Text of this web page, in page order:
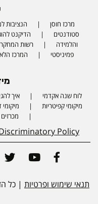
מרכז חוסן הנציבות
סטודנטים
הדיקנט
והלמידה
רשות המחקר
פמיניסטי
המרכז
לוח שנה אקדמי איך
מיקומי קפיטריות
מכרזים
Policy
תנאי שימוש ופרטיות | כל
Facebook
Youtube